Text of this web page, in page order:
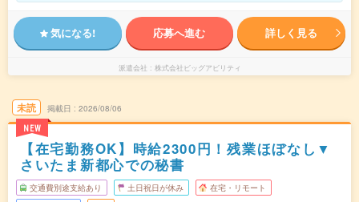
気になる! 応募へ進む 詳しく見る
派遣会社 株式会社ビッグアビリティ
未読
NEW
掲載日 2026/08/06
【在宅勤務OK】時給2300円！残業ほぼなし▼
さいたま新都心での秘書
交通費別途支給あり 土日祝日が休み 在宅・リモート